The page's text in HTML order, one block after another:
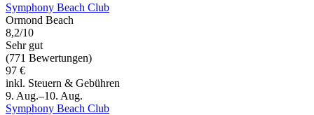
Symphony Beach Club
Ormond Beach
8,2/10
Sehr gut
(771 Bewertungen)
97 €
inkl. Steuern & Gebühren
9. Aug.–10. Aug.
Symphony Beach Club